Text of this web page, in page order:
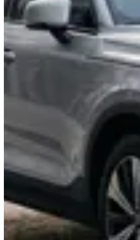
Tento web používá cookies